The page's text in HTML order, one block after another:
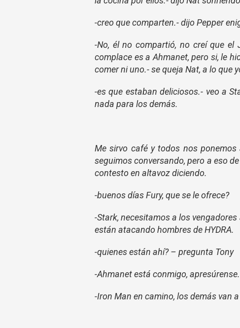
-creo que comparten.- dijo Pepper
-No, él no compartió, no creí que
complace es a Ahmanet, pero si, le
comer ni uno.- se queja Nat, a lo que
-es que estaban deliciosos.- veo a
nada para los demás.
Me sirvo café y todos nos ponemos
seguimos conversando, pero a eso
contesto en altavoz diciendo.
-buenos días Fury, que se le ofrece?
-Stark, necesitamos a los
están atacando hombres de HYDRA.
-quienes están ahí? – pregunta Tony
-Ahmanet está conmigo, apresúrense.
-Iron Man en camino, los demás van